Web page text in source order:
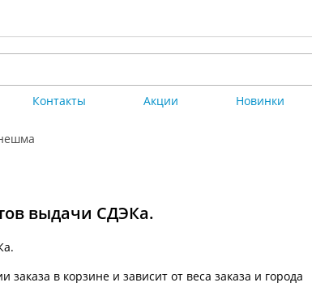
Контакты Акции Новинки
выдачи СДЭКа.
в корзине и зависит от веса заказа и города